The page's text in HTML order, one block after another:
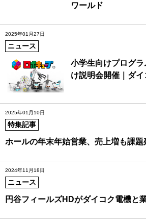
ワールド
2025年01月27日
ニュース
小学生向けプログ
け説明会開催｜ダイ
2025年01月10日
特集記事
ホールの年末年始営業、売上増も課
2024年11月18日
ニュース
円谷フィールズHDがダイコク電機と